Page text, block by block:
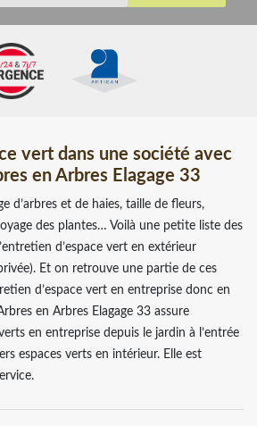
vert dans une société avec
en Arbres Elagage 33
d’arbres et de haies, taille de fleurs,
des plantes… Voilà une petite liste des
d’espace vert en extérieur
Et on retrouve une partie de ces
d’espace vert en entreprise donc en
en Arbres Elagage 33 assure
en entreprise depuis le jardin à l’entrée
espaces verts en intérieur. Elle est